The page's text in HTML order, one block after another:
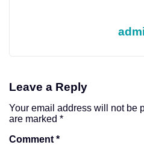
Leave a Reply
Your email address will not be
are marked *
Comment *